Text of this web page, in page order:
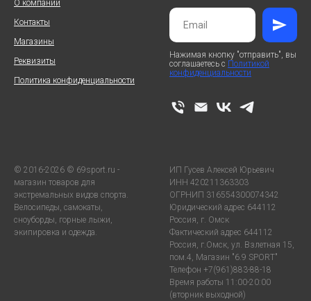
О компании
Контакты
Магазины
Реквизиты
Политика конфиденциальности
Нажимая кнопку "отправить", вы
соглашаетесь с Политикой
конфиденциальности
© 2016-2026 © 69sport.ru -
магазин товаров для
экстремальных видов спорта.
Велосипеды, самокаты,
сноуборды, горные лыжи,
экипировка и одежда.
ИП Гусев Алексей Юрьевич
ИНН 420211363303
ОГРНИП 316554300074342
Юридический адрес 644112
Россия, г. Омск
Фактический адрес 644112
Россия, г.Омск, ул. Взлетная 15,
пом.4, Магазин "6.9 SPORT"
Телефон +7(961)883-88-18
Время работы 11:00-20:00
(вторник выходной)